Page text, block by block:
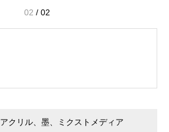
02 / 02
アクリル、墨、ミクストメディア